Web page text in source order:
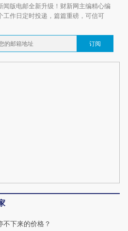
金
闻版电邮全新升级！财新网主编精心编
工作日定时投递，篇篇重磅，可信可
订阅
不下来的价格？